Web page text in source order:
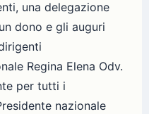
una delegazione
dono e gli auguri
Regina Elena Odv.
per tutti i
nazionale